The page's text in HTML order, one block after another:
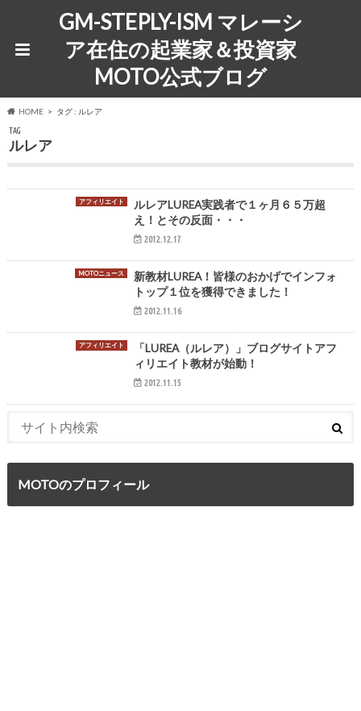
GM-STEPLY-ISM マレーシ
ア在住の起業家＆投資家
MOTO公式ブログ
HOME タグ : ルレア
TAG
ルレア
アフィリエイト
ルレアLUREA実践者で１ヶ月６５万超
え！とその反面・・・
2012.12.17
MOTOニュース
新教材LUREA！皆様のおかげでインフォ
トップ１位を獲得できました！
2012.11.16
アフィリエイト
「LUREA（ルレア）」ブログサイトアフ
ィリエイト教材が始動！
2012.11.15
MOTOのプロフィール